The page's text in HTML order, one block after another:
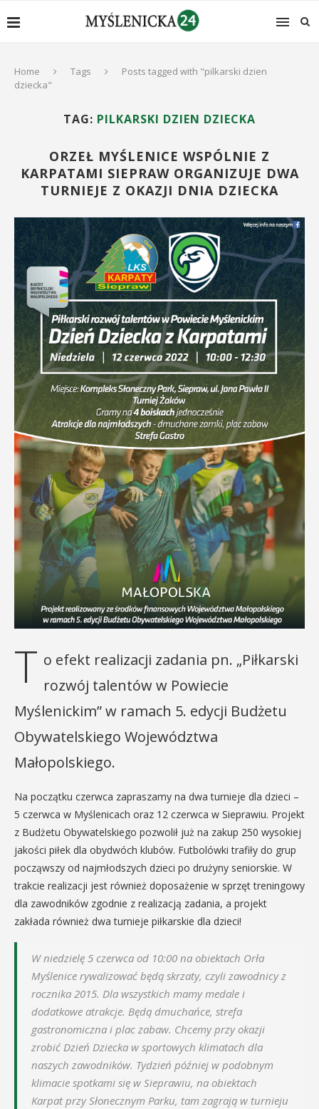
Home Tags
Posts tagged with "pilkarski dzien
dziecka"
TAG: PILKARSKI DZIEN DZIECKA
ORZEŁ MYŚLENICE WSPÓLNIE Z
KARPATAMI SIEPRAW ORGANIZUJE DWA
TURNIEJE Z OKAZJI DNIA DZIECKA
T o efekt realizacji zadania pn. „Piłkarski
rozwój talentów w Powiecie
Myślenickim” w ramach 5. edycji Budżetu
Obywatelskiego Województwa
Małopolskiego.
Na początku czerwca zapraszamy na dwa turnieje dla dzieci –
5 czerwca w Myślenicach oraz 12 czerwca w Sieprawiu. Projekt
z Budżetu Obywatelskiego pozwolił już na zakup 250 wysokiej
jakości piłek dla obydwóch klubów. Futbolówki trafiły do grup
począwszy od najmłodszych dzieci po drużyny seniorskie. W
trakcie realizacji jest również doposażenie w sprzęt treningowy
dla zawodników zgodnie z realizacją zadania, a projekt
zakłada również dwa turnieje piłkarskie dla dzieci!
W niedzielę 5 czerwca od 10:00 na obiektach Orła
Myślenice rywalizować będą skrzaty, czyli zawodnicy z
rocznika 2015. Dla wszystkich mamy medale i
dodatkowe atrakcje. Będą dmuchańce, strefa
gastronomiczna i plac zabaw. Chcemy przy okazji
zrobić Dzień Dziecka w sportowych klimatach dla
naszych zawodników. Tydzień później w podobnym
klimacie spotkami się w Sieprawiu, na obiektach
Karpat przy Słonecznym Parku, tam zagrają w turnieju